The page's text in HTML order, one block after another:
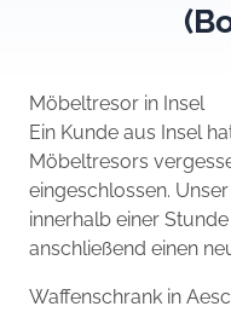
Möbeltresor in Insel
Ein Kunde aus Insel
Möbeltresors
eingeschlossen.
innerhalb einer
anschließend einen
Waffenschrank in